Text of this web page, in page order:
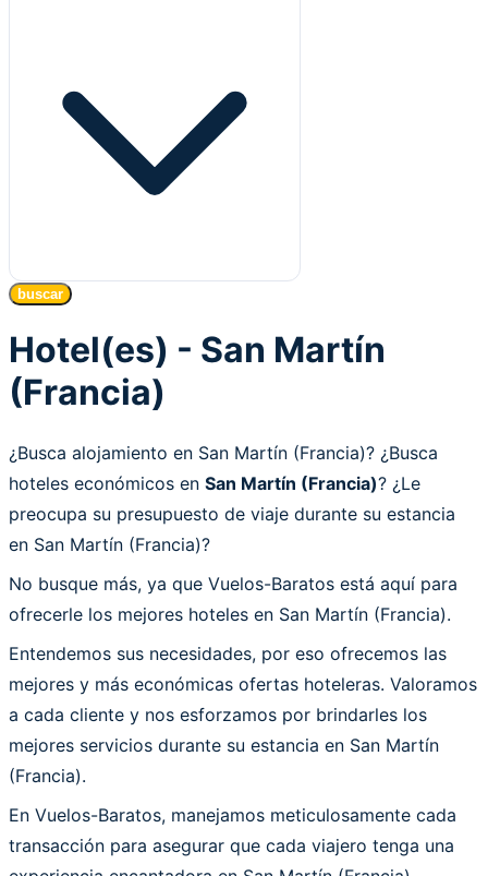
buscar
Hotel(es) - San Martín
(Francia)
¿Busca alojamiento en San Martín (Francia)? ¿Busca
hoteles económicos en San Martín (Francia)? ¿Le
preocupa su presupuesto de viaje durante su estancia
en San Martín (Francia)?
No busque más, ya que Vuelos-Baratos está aquí para
ofrecerle los mejores hoteles en San Martín (Francia).
Entendemos sus necesidades, por eso ofrecemos las
mejores y más económicas ofertas hoteleras. Valoramos
a cada cliente y nos esforzamos por brindarles los
mejores servicios durante su estancia en San Martín
(Francia).
En Vuelos-Baratos, manejamos meticulosamente cada
transacción para asegurar que cada viajero tenga una